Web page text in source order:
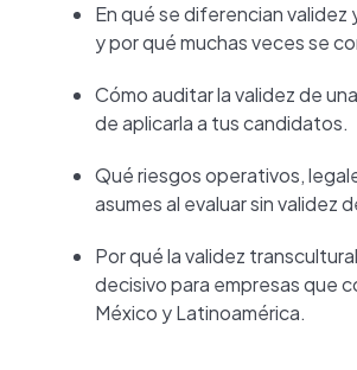
En qué se diferencian validez
y por qué muchas veces se
Cómo auditar la validez de
de aplicarla a tus candidatos.
Qué riesgos operativos,
asumes al evaluar sin validez
Por qué la validez
decisivo para empresas que
México y Latinoamérica.